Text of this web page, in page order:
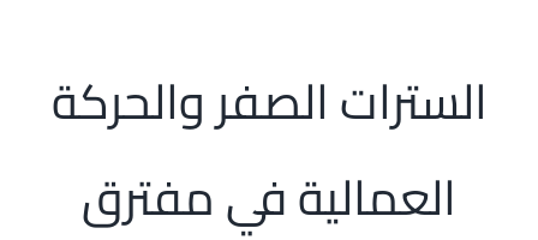
مقالات
السترات الصفر والحركة
العمالية في مفترق